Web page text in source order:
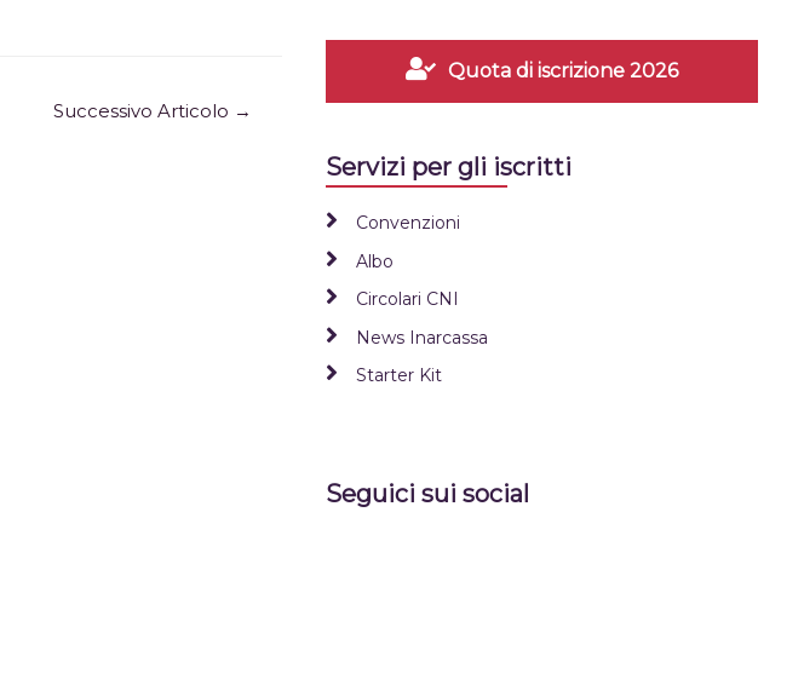
Successivo Articolo →
Quota di iscrizione 2026
Servizi per gli iscritti
Convenzioni
Albo
Circolari CNI
News Inarcassa
Starter Kit
Seguici sui social